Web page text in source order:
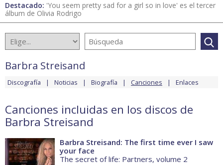
Destacado: 'You seem pretty sad for a girl so in love' es el tercer
álbum de Olivia Rodrigo
Barbra Streisand
Discografía Noticias Biografía Canciones Enlaces
Canciones incluidas en los discos de
Barbra Streisand
Barbra Streisand: The first time ever I saw
your face
The secret of life: Partners, volume 2